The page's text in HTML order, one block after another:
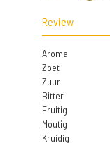
Review
Aroma
Zoet
Zuur
Bitter
Fruitig
Moutig
Kruidig